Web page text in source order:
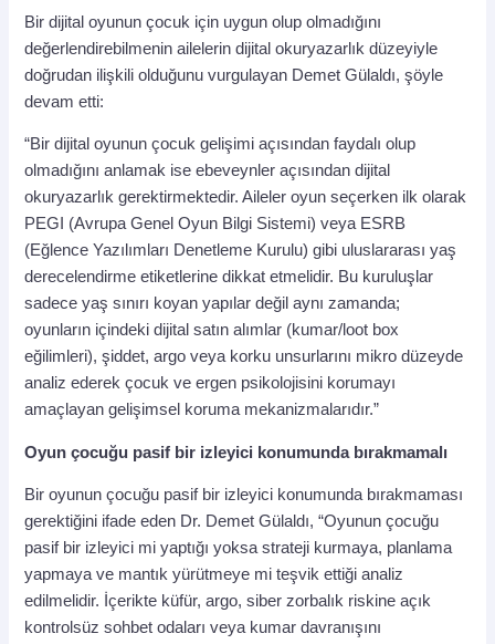
Bir dijital oyunun çocuk için uygun olup olmadığını
değerlendirebilmenin ailelerin dijital okuryazarlık düzeyiyle
doğrudan ilişkili olduğunu vurgulayan Demet Gülaldı, şöyle
devam etti:
“Bir dijital oyunun çocuk gelişimi açısından faydalı olup
olmadığını anlamak ise ebeveynler açısından dijital
okuryazarlık gerektirmektedir. Aileler oyun seçerken ilk olarak
PEGI (Avrupa Genel Oyun Bilgi Sistemi) veya ESRB
(Eğlence Yazılımları Denetleme Kurulu) gibi uluslararası yaş
derecelendirme etiketlerine dikkat etmelidir. Bu kuruluşlar
sadece yaş sınırı koyan yapılar değil aynı zamanda;
oyunların içindeki dijital satın alımlar (kumar/loot box
eğilimleri), şiddet, argo veya korku unsurlarını mikro düzeyde
analiz ederek çocuk ve ergen psikolojisini korumayı
amaçlayan gelişimsel koruma mekanizmalarıdır.”
Oyun çocuğu pasif bir izleyici konumunda bırakmamalı
Bir oyunun çocuğu pasif bir izleyici konumunda bırakmaması
gerektiğini ifade eden Dr. Demet Gülaldı, “Oyunun çocuğu
pasif bir izleyici mi yaptığı yoksa strateji kurmaya, planlama
yapmaya ve mantık yürütmeye mi teşvik ettiği analiz
edilmelidir. İçerikte küfür, argo, siber zorbalık riskine açık
kontrolsüz sohbet odaları veya kumar davranışını